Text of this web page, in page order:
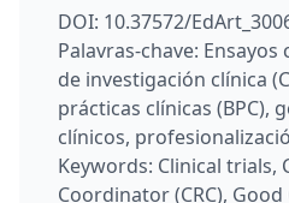
DOI: 10.37572/
Palavras-chave: Ensayos
de investigación clínica
prácticas clínicas (BPC),
clínicos,
Keywords: Clinical trials,
Coordinator (CRC),